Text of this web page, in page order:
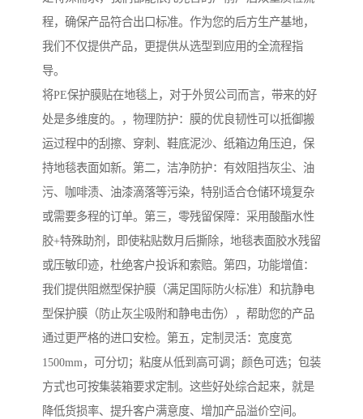
程，确保产品符合出口标准。作为您的后方生产基地，
我们不仅提供产品，更提供从选型到应用的全流程指
导。
将PE保护膜贴在地毯上，对于外贸公司而言，带来的好
处是多维度的。，物理防护：膜的优良韧性可以抵御搬
运过程中的刮擦、穿刺、鞋底泥沙、纸箱边角压迫，保
持地毯表面如新。第二，洁净防护：有效阻挡灰尘、油
污、咖啡渍、油漆滴落等污染，特别适合仓储环境复杂
或需要多程的订单。第三，零残留保障：采用酸酯水性
胶+特殊助剂，即使粘贴数月后撕除，地毯表面胶水残留
或压敏印迹，杜绝客户投诉和索赔。第四，功能增值：
我们提供阻燃型保护膜（满足国际防火标准）和抗静电
型保护膜（防止灰尘吸附和静电击伤），帮助您的产品
通过更严格的进口安检。第五，定制灵活：宽度宽
1500mm，可分切；粘度从低到高可调；颜色可选；包装
方式也可按集装箱要求定制。这些好处综合起来，就是
降低货损率、提升客户满意度、增加产品溢价空间。